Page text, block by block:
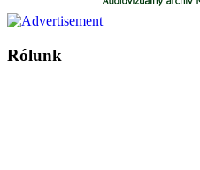
Rólunk